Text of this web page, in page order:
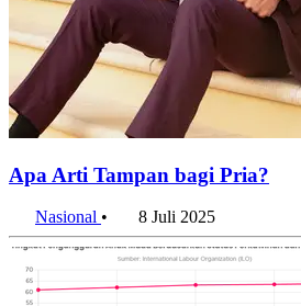
Apa Arti Tampan bagi Pria?
Nasional • 8 Juli 2025